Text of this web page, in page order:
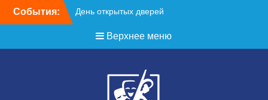
События: День открытых дверей
Верхнее меню